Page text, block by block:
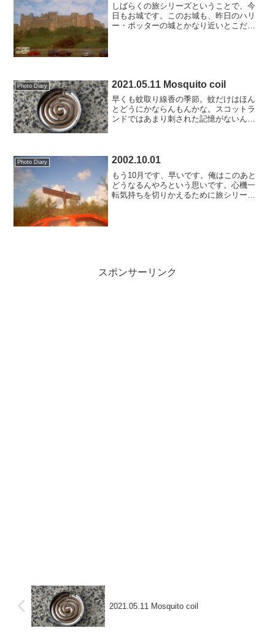
しばらくの旅シリーズということで、今
日もお城です。このお城も、昨日のハリ
ー・ポッターの城とかなり近いとこだっ
Photo Diary 2021.05.11 Mosquito coil
早くも蚊取り線香の季節。蚊だけはほん
とどうにかならんもんかな。スコットラ
ンドではあまり刺された記憶がないんだ
Photo Diary 2002.10.01
もう10月です、早いです。俺はこのあと
どうなるんやろという思いです。心機一
転気持ちを切りかえるために旅シリーズ
スポンサーリンク
2021.05.11 Mosquito coil